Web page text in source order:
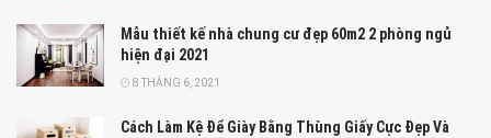
Mẫu thiết kế nhà chung cư đẹp 60m2 2 phòng ngủ
hiện đại 2021
8 THÁNG 6, 2021
Cách Làm Kệ Để Giày Bằng Thùng Giấy Cực Đẹp Và